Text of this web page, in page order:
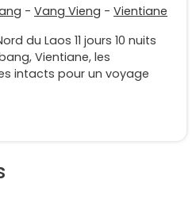
- Vang Vieng - Vientiane
du Laos 11 jours 10 nuits
Vientiane, les
intacts pour un voyage